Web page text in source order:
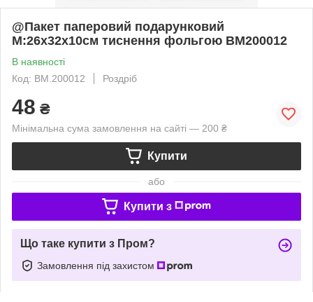
@Пакет паперовий подарунковий
М:26х32х10см тиснення фольгою BM200012
В наявності
Код: BM.200012
Роздріб
48 ₴
Мінімальна сума замовлення на сайті — 200 ₴
Купити
або
Купити з
Що таке купити з Пром?
Замовлення під захистом